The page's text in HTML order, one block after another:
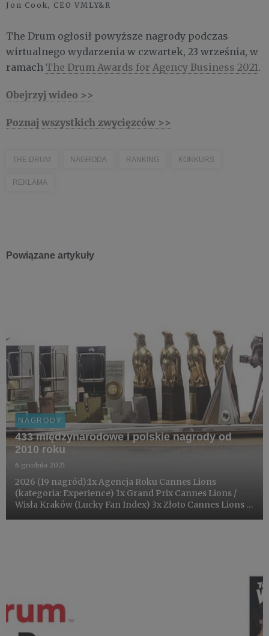
Jon Cook, CEO VMLY&R
The Drum ogłosił powyższe nagrody podczas
wirtualnego wydarzenia w czwartek, 23 września, w
ramach The Drum Awards for Agency Business 2021.
Obejrzyj wideo >>
Poznaj wszystkich zwycięzców >>
THE DRUM NAGRODA RANKING KONKURS
REKLAMA
Powiązane artykuły
NAGRODY
433 międzynarodowe i polskie nagrody od
2010 roku
6 grudnia 2021
2026 (19 nagród):1x Agencja Roku Cannes Lions
(kategoria: Experience) 1x Grand Prix Cannes Lions /
Wisła Kraków (Lucky Fan Index) 3x Złoto Cannes Lions /